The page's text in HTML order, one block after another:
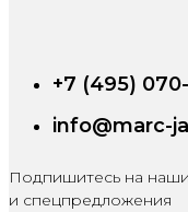
+7 (495)
info@marc-
Подпишитесь на
и спецпредложения